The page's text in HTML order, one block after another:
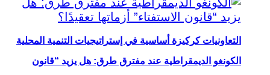
التعاونيات كركيزة أساسية في إستراتيجيات التنمية المحلية
الكونغو الديمقراطية عند مفترق طرق: هل يزيد “قانون